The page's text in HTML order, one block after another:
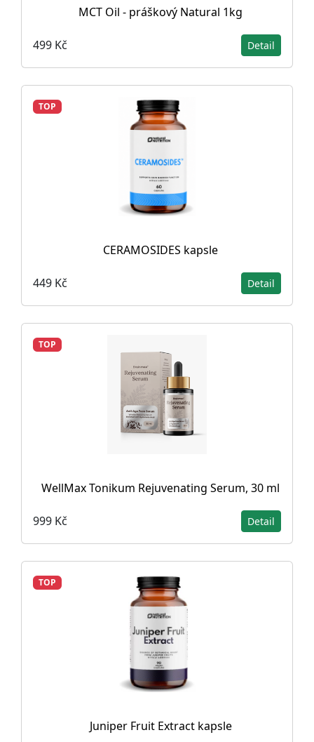
MCT Oil - práškový Natural 1kg
499 Kč Detail
TOP
CERAMOSIDES kapsle
449 Kč Detail
TOP
WellMax Tonikum Rejuvenating Serum, 30 ml
999 Kč Detail
TOP
Juniper Fruit Extract kapsle